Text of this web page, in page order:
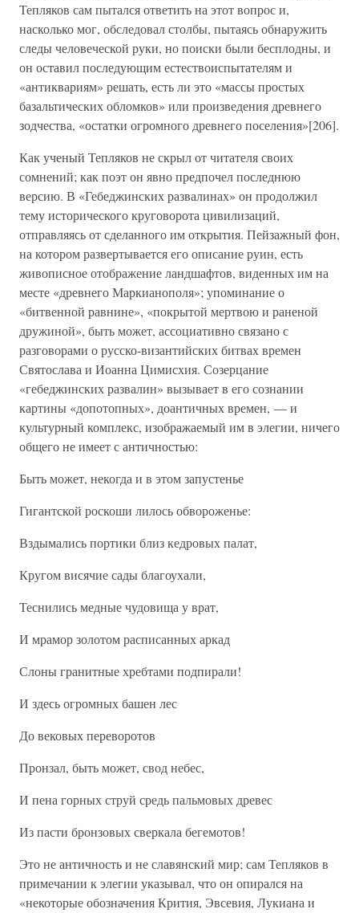
Тепляков сам пытался ответить на этот вопрос и,
насколько мог, обследовал столбы, пытаясь обнаружить
следы человеческой руки, но поиски были бесплодны, и
он оставил последующим естествоиспытателям и
«антиквариям» решать, есть ли это «массы простых
базальтических обломков» или произведения древнего
зодчества, «остатки огромного древнего поселения»[206].
Как ученый Тепляков не скрыл от читателя своих
сомнений; как поэт он явно предпочел последнюю
версию. В «Гебеджинских развалинах» он продолжил
тему исторического круговорота цивилизаций,
отправляясь от сделанного им открытия. Пейзажный фон,
на котором развертывается его описание руин, есть
живописное отображение ландшафтов, виденных им на
месте «древнего Маркианополя»; упоминание о
«битвенной равнине», «покрытой мертвою и раненой
дружиной», быть может, ассоциативно связано с
разговорами о русско-византийских битвах времен
Святослава и Иоанна Цимисхия. Созерцание
«гебеджинских развалин» вызывает в его сознании
картины «допотопных», доантичных времен, — и
культурный комплекс, изображаемый им в элегии, ничего
общего не имеет с античностью:
Быть может, некогда и в этом запустенье
Гигантской роскоши лилось обвороженье:
Вздымались портики близ кедровых палат,
Кругом висячие сады благоухали,
Теснились медные чудовища у врат,
И мрамор золотом расписанных аркад
Слоны гранитные хребтами подпирали!
И здесь огромных башен лес
До вековых переворотов
Пронзал, быть может, свод небес,
И пена горных струй средь пальмовых древес
Из пасти бронзовых сверкала бегемотов!
Это не античность и не славянский мир; сам Тепляков в
примечании к элегии указывал, что он опирался на
«некоторые обозначения Крития, Эвсевия, Лукиана и